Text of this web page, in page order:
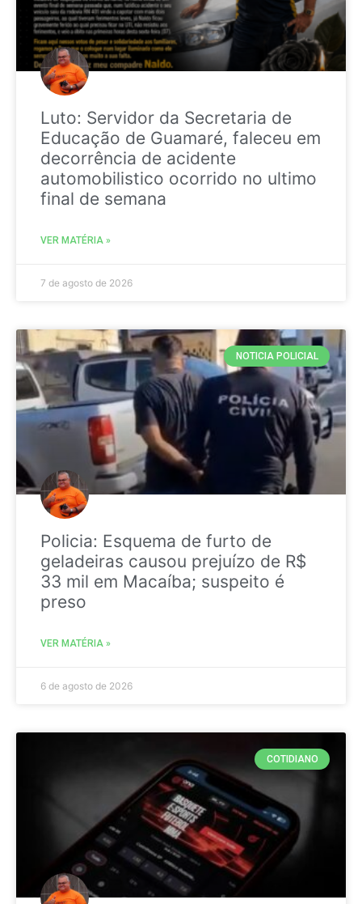
Luto: Servidor da Secretaria de
Educação de Guamaré, faleceu em
decorrência de acidente
automobilistico ocorrido no ultimo
final de semana
VER MATÉRIA »
7 de agosto de 2026
NOTICIA POLICIAL
Policia: Esquema de furto de
geladeiras causou prejuízo de R$
33 mil em Macaíba; suspeito é
preso
VER MATÉRIA »
6 de agosto de 2026
COTIDIANO